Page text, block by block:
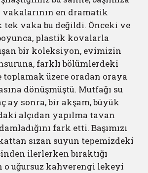
vakalarının en dramatik
tek vaka bu değildi. Önceki ve
plastik kovalarla
bir koleksiyon, evimizin
farklı bölümlerdeki
toplamak üzere oradan oraya
dönüşmüştü. Mutfağı su
ay sonra, bir akşam, büyük
alçıdan yapılma tavan
fark etti. Başımızı
sızan suyun tepemizdeki
ilerlerken bıraktığı
o uğursuz kahverengi lekeyi